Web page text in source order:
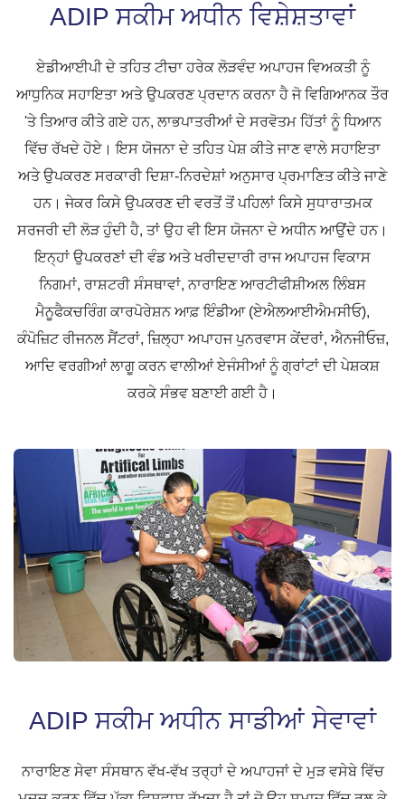
ADIP ਸਕੀਮ ਅਧੀਨ ਵਿਸ਼ੇਸ਼ਤਾਵਾਂ
ਏਡੀਆਈਪੀ ਦੇ ਤਹਿਤ ਟੀਚਾ ਹਰੇਕ ਲੋੜਵੰਦ ਅਪਾਹਜ ਵਿਅਕਤੀ ਨੂੰ
ਆਧੁਨਿਕ ਸਹਾਇਤਾ ਅਤੇ ਉਪਕਰਣ ਪ੍ਰਦਾਨ ਕਰਨਾ ਹੈ ਜੋ ਵਿਗਿਆਨਕ ਤੌਰ
'ਤੇ ਤਿਆਰ ਕੀਤੇ ਗਏ ਹਨ, ਲਾਭਪਾਤਰੀਆਂ ਦੇ ਸਰਵੋਤਮ ਹਿੱਤਾਂ ਨੂੰ ਧਿਆਨ
ਵਿੱਚ ਰੱਖਦੇ ਹੋਏ। ਇਸ ਯੋਜਨਾ ਦੇ ਤਹਿਤ ਪੇਸ਼ ਕੀਤੇ ਜਾਣ ਵਾਲੇ ਸਹਾਇਤਾ
ਅਤੇ ਉਪਕਰਣ ਸਰਕਾਰੀ ਦਿਸ਼ਾ-ਨਿਰਦੇਸ਼ਾਂ ਅਨੁਸਾਰ ਪ੍ਰਮਾਣਿਤ ਕੀਤੇ ਜਾਣੇ
ਹਨ। ਜੇਕਰ ਕਿਸੇ ਉਪਕਰਣ ਦੀ ਵਰਤੋਂ ਤੋਂ ਪਹਿਲਾਂ ਕਿਸੇ ਸੁਧਾਰਾਤਮਕ
ਸਰਜਰੀ ਦੀ ਲੋੜ ਹੁੰਦੀ ਹੈ, ਤਾਂ ਉਹ ਵੀ ਇਸ ਯੋਜਨਾ ਦੇ ਅਧੀਨ ਆਉਂਦੇ ਹਨ।
ਇਨ੍ਹਾਂ ਉਪਕਰਣਾਂ ਦੀ ਵੰਡ ਅਤੇ ਖਰੀਦਦਾਰੀ ਰਾਜ ਅਪਾਹਜ ਵਿਕਾਸ
ਨਿਗਮਾਂ, ਰਾਸ਼ਟਰੀ ਸੰਸਥਾਵਾਂ, ਨਾਰਾਇਣ ਆਰਟੀਫੀਸ਼ੀਅਲ ਲਿੰਬਸ
ਮੈਨੂਫੈਕਚਰਿੰਗ ਕਾਰਪੋਰੇਸ਼ਨ ਆਫ਼ ਇੰਡੀਆ (ਏਐਲਆਈਐਮਸੀਓ),
ਕੰਪੋਜ਼ਿਟ ਰੀਜਨਲ ਸੈਂਟਰਾਂ, ਜ਼ਿਲ੍ਹਾ ਅਪਾਹਜ ਪੁਨਰਵਾਸ ਕੇਂਦਰਾਂ, ਐਨਜੀਓਜ਼,
ਆਦਿ ਵਰਗੀਆਂ ਲਾਗੂ ਕਰਨ ਵਾਲੀਆਂ ਏਜੰਸੀਆਂ ਨੂੰ ਗ੍ਰਾਂਟਾਂ ਦੀ ਪੇਸ਼ਕਸ਼
ਕਰਕੇ ਸੰਭਵ ਬਣਾਈ ਗਈ ਹੈ।
ADIP ਸਕੀਮ ਅਧੀਨ ਸਾਡੀਆਂ ਸੇਵਾਵਾਂ
ਨਾਰਾਇਣ ਸੇਵਾ ਸੰਸਥਾਨ ਵੱਖ-ਵੱਖ ਤਰ੍ਹਾਂ ਦੇ ਅਪਾਹਜਾਂ ਦੇ ਮੁੜ ਵਸੇਬੇ ਵਿੱਚ